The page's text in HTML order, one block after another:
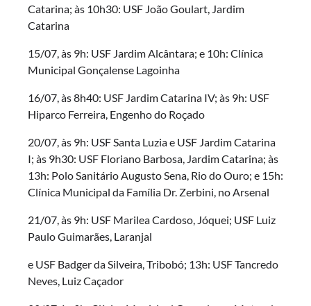
Catarina; às 10h30: USF João Goulart, Jardim
Catarina
15/07, às 9h: USF Jardim Alcântara; e 10h: Clínica
Municipal Gonçalense Lagoinha
16/07, às 8h40: USF Jardim Catarina IV; às 9h: USF
Hiparco Ferreira, Engenho do Roçado
20/07, às 9h: USF Santa Luzia e USF Jardim Catarina
I; às 9h30: USF Floriano Barbosa, Jardim Catarina; às
13h: Polo Sanitário Augusto Sena, Rio do Ouro; e 15h:
Clínica Municipal da Família Dr. Zerbini, no Arsenal
21/07, às 9h: USF Marilea Cardoso, Jóquei; USF Luiz
Paulo Guimarães, Laranjal
e USF Badger da Silveira, Tribobó; 13h: USF Tancredo
Neves, Luiz Caçador